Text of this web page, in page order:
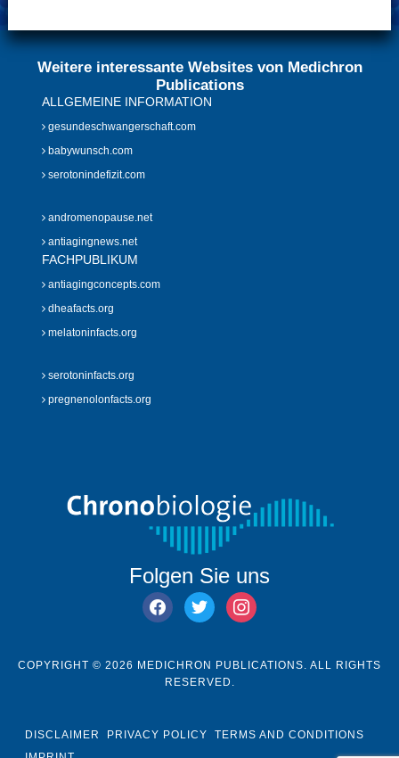
Weitere interessante Websites von Medichron
Publications
ALLGEMEINE INFORMATION
gesundeschwangerschaft.com
babywunsch.com
serotonindefizit.com
andromenopause.net
antiagingnews.net
FACHPUBLIKUM
antiagingconcepts.com
dheafacts.org
melatoninfacts.org
serotoninfacts.org
pregnenolonfacts.org
Folgen Sie uns
facebook
twitter instagram
COPYRIGHT © 2026 MEDICHRON PUBLICATIONS. ALL RIGHTS
RESERVED.
DISCLAIMER PRIVACY POLICY
TERMS AND CONDITIONS